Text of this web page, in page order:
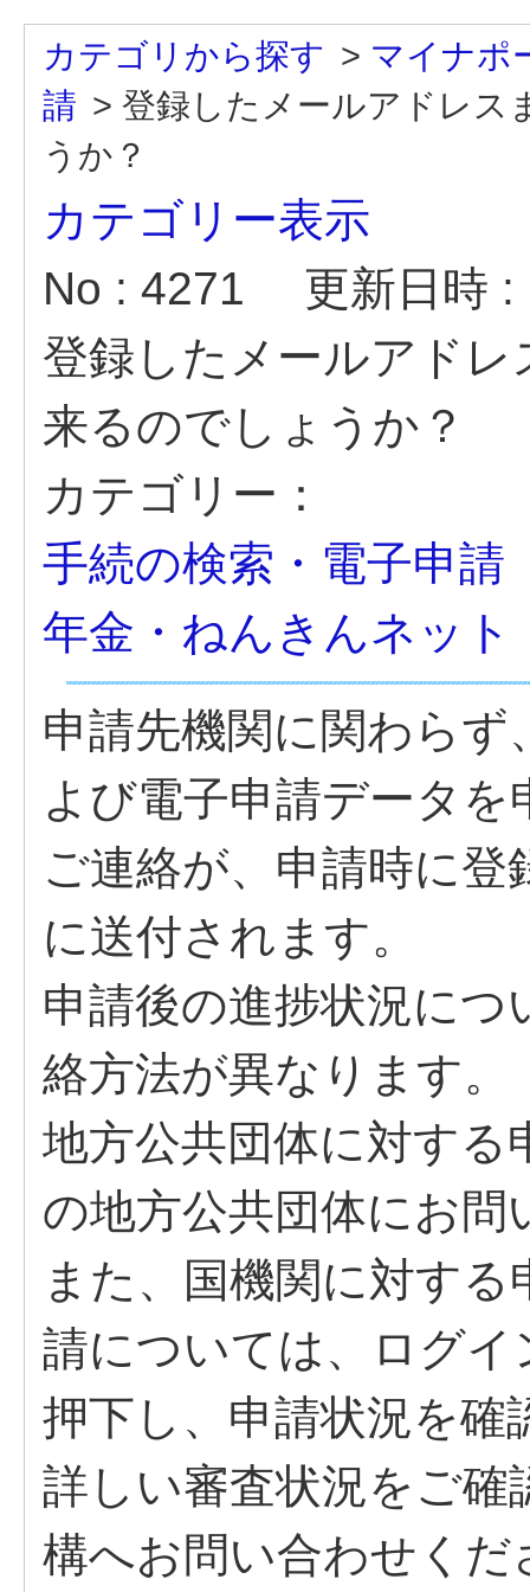
カテゴリから探す > マイナポ
請 > 登録したメールアドレス
うか？
カテゴリー表示
No : 4271
更新日時
登録したメールアド
来るのでしょうか？
カテゴリー：
手続の検索・電子申請
年金・ねんきんネット
申請先機関に関わら
よび電子申請データ
ご連絡が、申請時に
に送付されます。
申請後の進捗状況に
絡方法が異なります。
地方公共団体に対す
の地方公共団体にお
また、国機関に対す
請については、ログ
押下し、申請状況を
詳しい審査状況をご確
構へお問い合わせくだ